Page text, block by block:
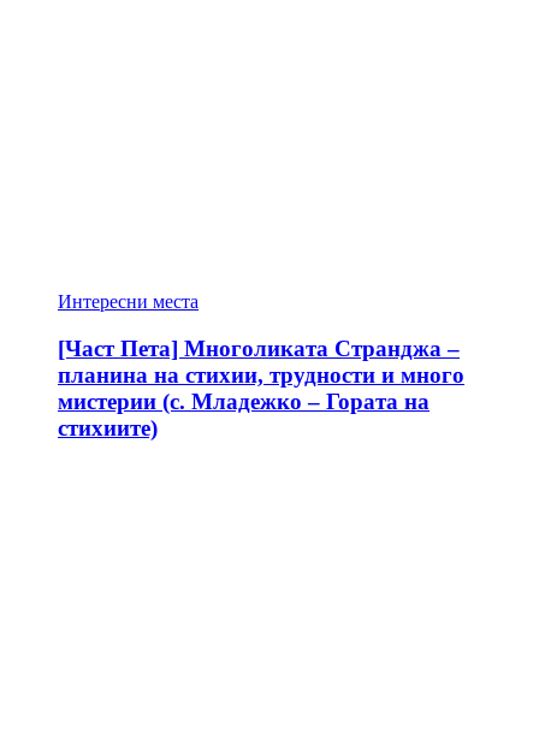
Интересни места
[Част Пета] Многоликата Странджа –
планина на стихии, трудности и много
мистерии (с. Младежко – Гората на
стихиите)